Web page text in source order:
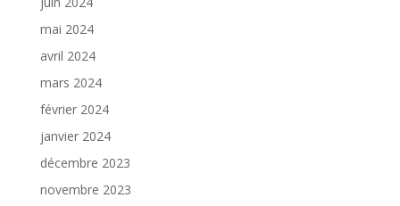
mai 2024
avril 2024
mars 2024
février 2024
janvier 2024
décembre 2023
novembre 2023